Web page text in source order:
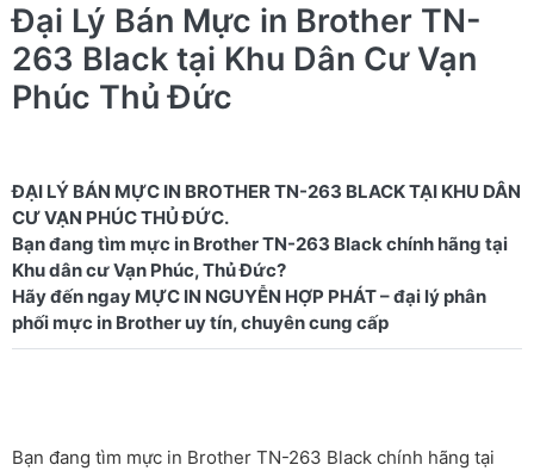
Đại Lý Bán Mực in Brother TN-
263 Black tại Khu Dân Cư Vạn
Phúc Thủ Đức
ĐẠI LÝ BÁN MỰC IN BROTHER TN-263 BLACK TẠI KHU DÂN
CƯ VẠN PHÚC THỦ ĐỨC.
Bạn đang tìm mực in Brother TN-263 Black chính hãng tại
Khu dân cư Vạn Phúc, Thủ Đức?
Hãy đến ngay MỰC IN NGUYỄN HỢP PHÁT – đại lý phân
Bạn đang tìm mực in Brother TN-263 Black chính hãng tại